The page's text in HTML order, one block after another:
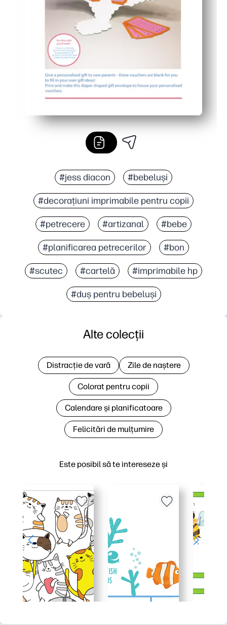
#jess diacon #bebeluși
#decorațiuni imprimabile pentru copii
#petrecere #artizanal #bebe
#planificarea petrecerilor #bon
#scutec #cartelă #imprimabile hp
#duș pentru bebeluși
Este posibil să te intereseze și
Alte colecții
Distracție de vară Zile de naștere
Colorat pentru copii
Calendare și planificatoare
Felicitări de mulțumire